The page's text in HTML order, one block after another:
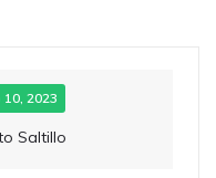
2023
Saltillo